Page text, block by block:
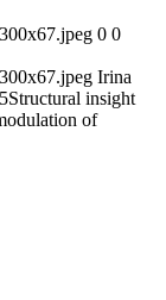
0 0
Irina
Structural insight
of